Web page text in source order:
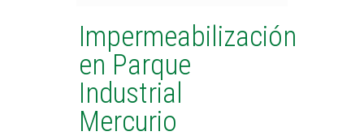
Impermeabilización
en Parque
Industrial
Mercurio